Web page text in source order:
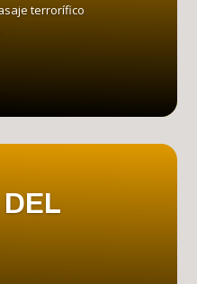
terrorífico